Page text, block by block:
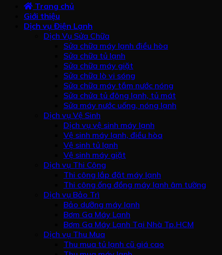
Trang chủ
Giới thiệu
Dịch vụ Điện Lạnh
Dịch Vụ Sửa Chữa
Sửa chữa máy lạnh điều hòa
Sửa chữa tủ lạnh
Sửa chữa máy giặt
Sửa chữa lò vi sóng
Sửa chữa máy tắm nước nóng
Sửa chửa tủ đông lạnh, tủ mát
Sửa máy nước uống, nóng lạnh
Dịch vụ Vệ Sinh
Dịch vụ vệ sinh máy lạnh
Vệ sinh máy lạnh, điều hòa
Vệ sinh tủ lạnh
Vệ sinh máy giặt
Dịch vụ Thi Công
Thi công lắp đặt máy lạnh
Thi công ống đồng máy lạnh âm tường
Dịch vụ Bảo Trì
Bảo dưỡng máy lạnh
Bơm Ga Máy Lạnh
Bơm Ga Máy Lạnh Tại Nhà Tp.HCM
Dịch vụ Thu Mua
Thu mua tủ lạnh cũ giá cao